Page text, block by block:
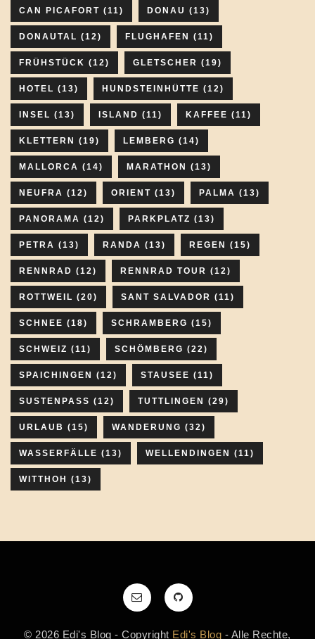
CAN PICAFORT (11) DONAU (13)
DONAUTAL (12) FLUGHAFEN (11)
FRÜHSTÜCK (12) GLETSCHER (19)
HOTEL (13) HUNDSTEINHÜTTE (12)
INSEL (13) ISLAND (11) KAFFEE (11)
KLETTERN (19) LEMBERG (14)
MALLORCA (14) MARATHON (13)
NEUFRA (12) ORIENT (13) PALMA (13)
PANORAMA (12) PARKPLATZ (13)
PETRA (13) RANDA (13) REGEN (15)
RENNRAD (12) RENNRAD TOUR (12)
ROTTWEIL (20) SANT SALVADOR (11)
SCHNEE (18) SCHRAMBERG (15)
SCHWEIZ (11) SCHÖMBERG (22)
SPAICHINGEN (12) STAUSEE (11)
SUSTENPASS (12) TUTTLINGEN (29)
URLAUB (15) WANDERUNG (32)
WASSERFÄLLE (13) WELLENDINGEN (11)
WITTHOH (13)
© 2026 Edi's Blog - Copyright Edi's Blog - Alle Rechte,